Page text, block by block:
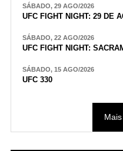
SÁBADO, 29 AGO/2026
UFC FIGHT NIGHT: 29 DE
SÁBADO, 22 AGO/2026
UFC FIGHT NIGHT:
SÁBADO, 15 AGO/2026
UFC 330